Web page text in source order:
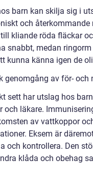
barn kan skilja sig i
och
kliande röda fläckar
snabbt, medan
kunna känna igen de
genomgång av för- och
sett har utslag hos
och läkare.
av vattkoppor
Eksem är
och kontrollera. Den
klåda och obehag